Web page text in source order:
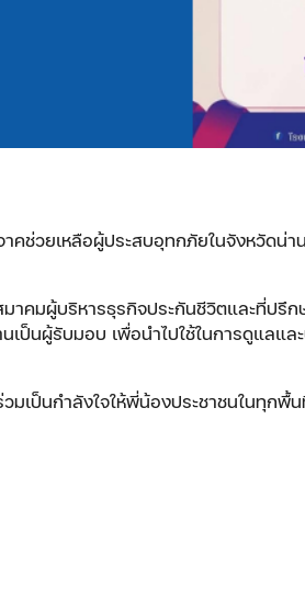
าคช่วยเหลือผู้ประสบอุทกภัยในจังหวัดน่าน
คมผู้บริหารธุรกิจประกันชีวิตและที่ปรึก
เป็นผู้รับมอบ เพื่อนำไปใช้ในการดูแล
วมเป็นกำลังใจให้พี่น้องประชาชนใน